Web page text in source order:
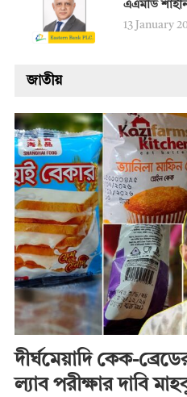
এএমডি
13 January
জাতীয়
দীর্ঘমেয়াদি কেক-
ল্যাব পরীক্ষার দাবি